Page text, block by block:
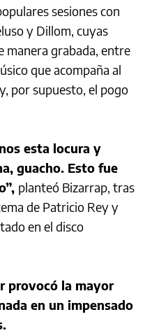
sesiones con
y Dillom, cuyas
manera grabada, entre
que acompaña al
por supuesto, el pogo
esta locura y
guacho. Esto fue
planteó Bizarrap, tras
de Patricio Rey y
en el disco
provocó la mayor
en un impensado